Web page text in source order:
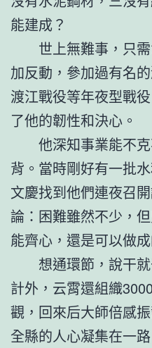
能建成？
世上無難事，只需
加反動，參加過有名
渡江戰役等年夜型戰
了他的韌性和決心。
他深知事業能不克
背。當時剛好有一批
文慶找到他們連夜召
論：困難雖然不少，
能齊心，還是可以做成
想通環節，說干就
計外，云霄還組織
觀，回來后大師倍感
全縣的人心凝集在一路